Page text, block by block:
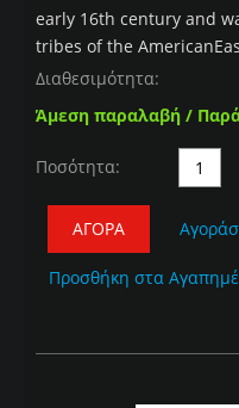
early 16th century and
tribes of the
Διαθεσιμότητα:
Άμεση παραλαβή /
Ποσότητα:
ΑΓΟΡΆ
Προσθήκη στα